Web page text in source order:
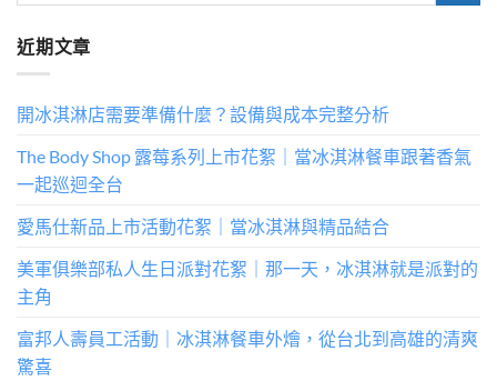
近期文章
開冰淇淋店需要準備什麼？設備與成本完整分析
The Body Shop 露莓系列上市花絮｜當冰淇淋餐車跟著香氣
一起巡迴全台
愛馬仕新品上市活動花絮｜當冰淇淋與精品結合
美軍俱樂部私人生日派對花絮｜那一天，冰淇淋就是派對的
主角
富邦人壽員工活動｜冰淇淋餐車外燴，從台北到高雄的清爽
驚喜